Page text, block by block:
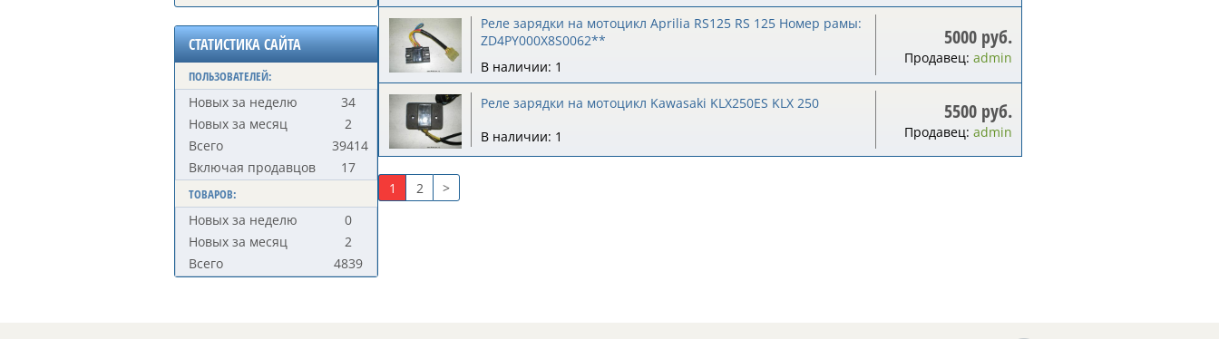
СТАТИСТИКА САЙТА
ПОЛЬЗОВАТЕЛЕЙ:
Новых за неделю
34
Новых за месяц
2
Всего
39414
Включая продавцов
17
ТОВАРОВ:
Новых за неделю
0
Новых за месяц
2
Всего
4839
Реле зарядки на мотоцикл Aprilia RS125 RS 125 Номер рамы:
ZD4PY000X8S0062**
В наличии: 1
5000 руб.
Продавец: admin
Реле зарядки на мотоцикл Kawasaki KLX250ES KLX 250
В наличии: 1
5500 руб.
Продавец: admin
1 2 >